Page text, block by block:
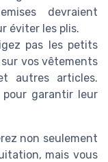
devraient
éviter les plis.
pas les petits
vos vêtements
autres articles.
pour garantir leur
non seulement
mais vous